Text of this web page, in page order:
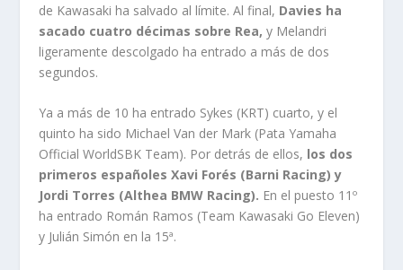
de Kawasaki ha salvado al límite. Al final, Davies ha
sacado cuatro décimas sobre Rea, y Melandri
ligeramente descolgado ha entrado a más de dos
segundos.
Ya a más de 10 ha entrado Sykes (KRT) cuarto, y el
quinto ha sido Michael Van der Mark (Pata Yamaha
Official WorldSBK Team). Por detrás de ellos, los dos
primeros españoles Xavi Forés (Barni Racing) y
Jordi Torres (Althea BMW Racing). En el puesto 11º
ha entrado Román Ramos (Team Kawasaki Go Eleven)
y Julián Simón en la 15ª.